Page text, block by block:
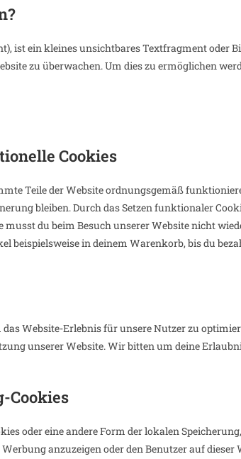
ist ein kleines unsichtbares Textfragment oder
zu überwachen. Um dies zu ermöglichen
Cookies
Teile der Website ordnungsgemäß
bleiben. Durch das Setzen funktionaler
musst du beim Besuch unserer Website nicht
beispielsweise in deinem Warenkorb, bis du
Website-Erlebnis für unsere Nutzer zu
unserer Website. Wir bitten um deine
Cookies
oder eine andere Form der lokalen
anzuzeigen oder den Benutzer auf dieser